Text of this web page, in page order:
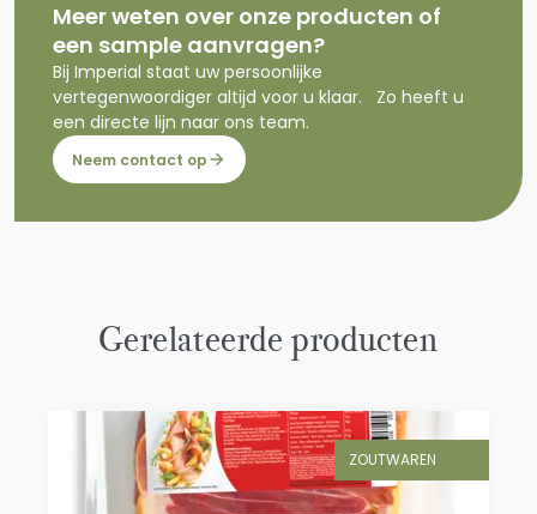
Meer weten over onze producten of
een sample aanvragen?
Bij Imperial staat uw persoonlijke
vertegenwoordiger altijd voor u klaar. Zo heeft u
een directe lijn naar ons team.
Neem contact op
Gerelateerde producten
ZOUTWAREN